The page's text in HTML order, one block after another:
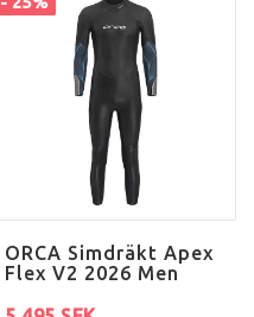
ORCA Simdräkt Apex
Flex V2 2026 Men